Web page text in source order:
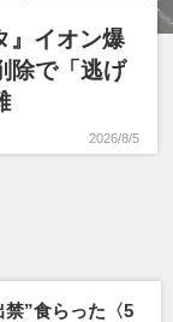
』イオン爆
除で「逃げ
2026/8/5
”食らった〈5